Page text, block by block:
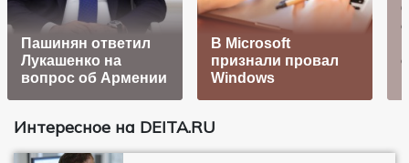
Пашинян ответил
Лукашенко на
вопрос об Армении
В Microsoft
признали провал
Windows
Интересное на DEITA.RU